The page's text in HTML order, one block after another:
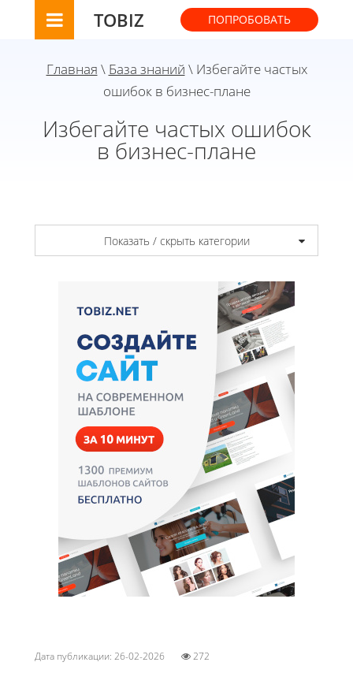
TOBIZ ПОПРОБОВАТЬ
Главная \ База знаний \ Избегайте частых
ошибок в бизнес-плане
Избегайте частых ошибок
в бизнес-плане
Показать / скрыть категории
Дата публикации: 26-02-2026 272